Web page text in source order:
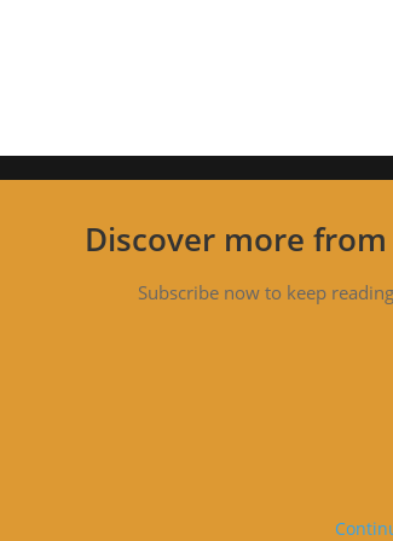
Discover more
Subscribe now to keep